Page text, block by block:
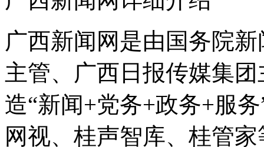
广西新闻网是由国务院
主管、广西日报传媒集
造“新闻+党务+政务+服
网视、桂声智库、桂管